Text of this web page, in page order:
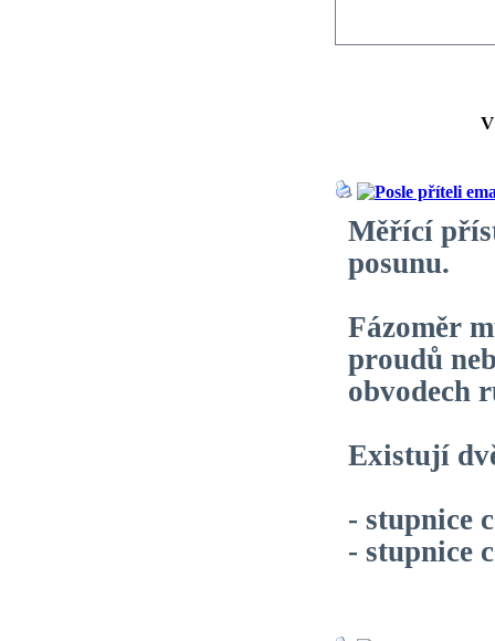
Měřící
posunu.
Fázoměr
proudů
obvodech
Existují
- stupnice
- stupnice